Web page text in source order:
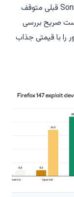
را به اتمام می‌رساند در حالی که مدل‌های Sonnet قبلی متوقف
صریح بررسی
را با قیمتی جذاب